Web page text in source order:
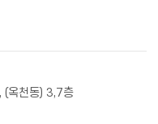
(옥천동) 3,7층